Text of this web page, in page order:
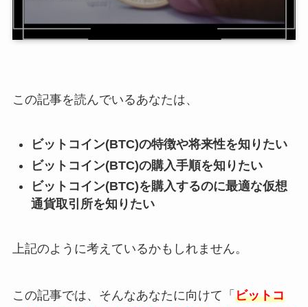
この記事を読んでいるあなたは、
ビットコイン(BTC)の特徴や将来性を知りたい
ビットコイン(BTC)の購入手順を知りたい
ビットコイン(BTC)を購入するのに最適な仮想
通貨取引所を知りたい
上記のように考えているかもしれません。
この記事では、そんなあなたに向けて「 ビットコ